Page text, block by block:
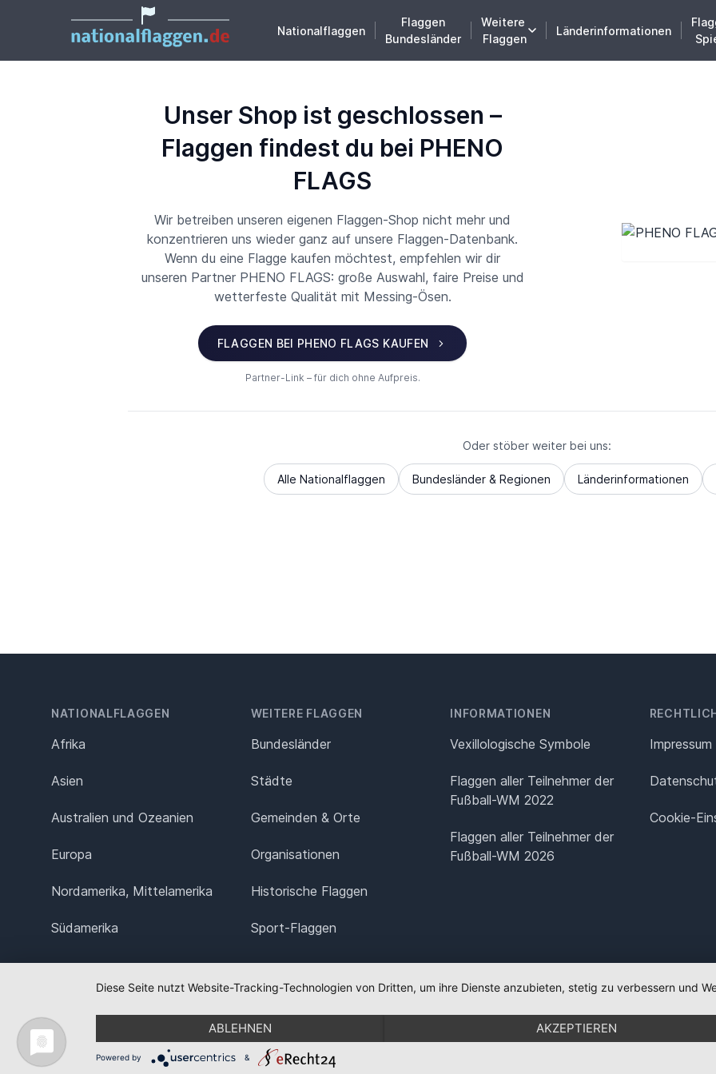
Nationalflaggen
Flaggen
Bundesländer
Weitere
Flaggen
Länderinformationen
Unser Shop ist geschlossen –
Flaggen findest du bei PHENO
FLAGS
Wir betreiben unseren eigenen Flaggen-Shop nicht mehr und
konzentrieren uns wieder ganz auf unsere Flaggen-Datenbank.
Wenn du eine Flagge kaufen möchtest, empfehlen wir dir
unseren Partner PHENO FLAGS: große Auswahl, faire Preise und
wetterfeste Qualität mit Messing-Ösen.
FLAGGEN BEI PHENO FLAGS KAUFEN
Partner-Link – für dich ohne Aufpreis.
Oder stöber weiter bei uns:
Alle Nationalflaggen Bundesländer & Regionen Länderinformationen
NATIONALFLAGGEN
Afrika
Asien
Australien und Ozeanien
Europa
Nordamerika, Mittelamerika
Südamerika
WEITERE FLAGGEN
Bundesländer
Städte
Gemeinden & Orte
Organisationen
Historische Flaggen
Sport-Flaggen
INFORMATIONEN
Vexillologische Symbole
Flaggen aller Teilnehmer der
Fußball-WM 2022
Flaggen aller Teilnehmer der
Fußball-WM 2026
Impressum
Cookie-
Diese Seite nutzt Website-Tracking-Technologien von Dritten, um ihre Dienste anzubieten, stetig zu verbessern und
ABLEHNEN AKZEPTIEREN
Powered by &